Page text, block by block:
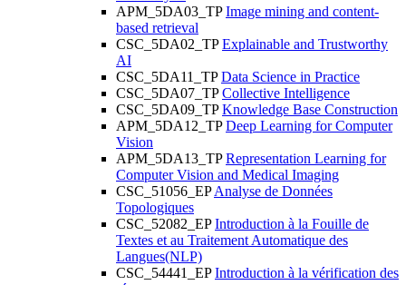
APM_5DA03_TP Image mining and content-
based retrieval
CSC_5DA02_TP Explainable and Trustworthy
AI
CSC_5DA11_TP Data Science in Practice
CSC_5DA07_TP Collective Intelligence
CSC_5DA09_TP Knowledge Base Construction
APM_5DA12_TP Deep Learning for Computer
Vision
APM_5DA13_TP Representation Learning for
Computer Vision and Medical Imaging
CSC_51056_EPAnalyse de Données
Topologiques
CSC_52082_EP Introduction à la Fouille de
Textes et au Traitement Automatique des
Langues(NLP)
CSC_54441_EP Introduction à la vérification des